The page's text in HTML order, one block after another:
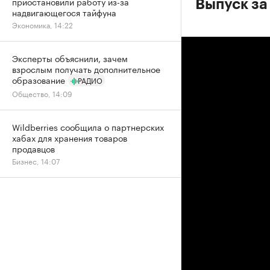
Выпуск
надвигающегося тайфуна
Экономика, 14:22
Эксперты объяснили, зачем
взрослым получать дополнительное
образование
РАДИО
Общество, 14:09
Wildberries сообщила о партнерских
хабах для хранения товаров
продавцов
Бизнес, 14:07